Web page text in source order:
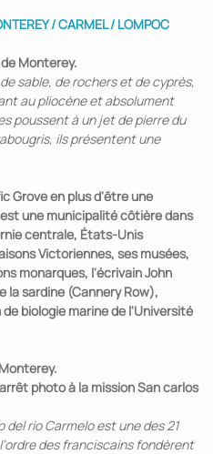
/ CARMEL / LOMPOC
Monterey.
sable, de rochers et de cyprès,
au pliocène et absolument
poussent à un jet de pierre du
ils présentent une
Grove en plus d'être une
une municipalité côtière dans
centrale, États-Unis
Victoriennes, ses musées,
monarques, l'écrivain John
la sardine (Cannery Row),
biologie marine de l'Université
arrêt photo à la mission San carlos
del río Carmelo est une des 21
des franciscains fondèrent